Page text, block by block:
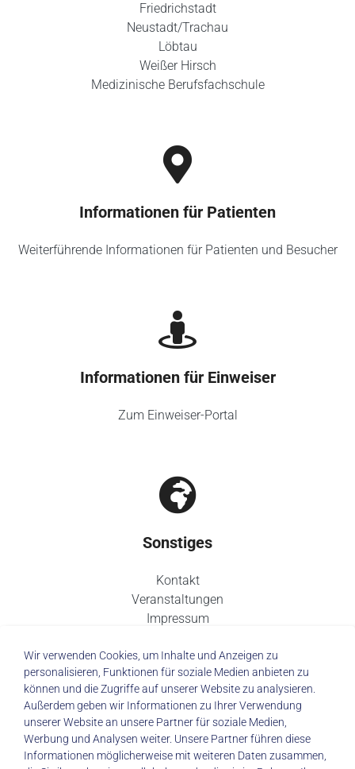
Friedrichstadt
Neustadt/Trachau
Löbtau
Weißer Hirsch
Medizinische Berufsfachschule
Informationen für Patienten
Weiterführende Informationen für Patienten und Besucher
Informationen für Einweiser
Zum Einweiser-Portal
Sonstiges
Kontakt
Veranstaltungen
Impressum
© 2026 Städtisches Klinikum Dresden
Wir verwenden Cookies, um Inhalte und Anzeigen zu
personalisieren, Funktionen für soziale Medien anbieten zu
können und die Zugriffe auf unserer Website zu analysieren.
Außerdem geben wir Informationen zu Ihrer Verwendung
unserer Website an unsere Partner für soziale Medien,
Werbung und Analysen weiter. Unsere Partner führen diese
Informationen möglicherweise mit weiteren Daten zusammen,